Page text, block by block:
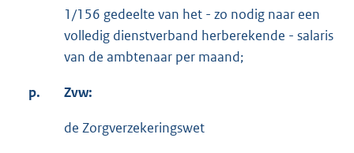
1/156 gedeelte van het - zo nodig naar een
volledig dienstverband herberekende - salaris
van de ambtenaar per maand;
p. Zvw:
de Zorgverzekeringswet